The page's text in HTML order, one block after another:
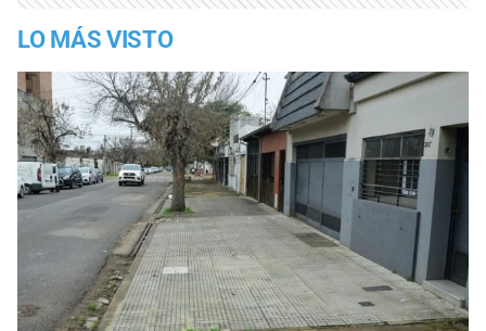
LO MÁS VISTO